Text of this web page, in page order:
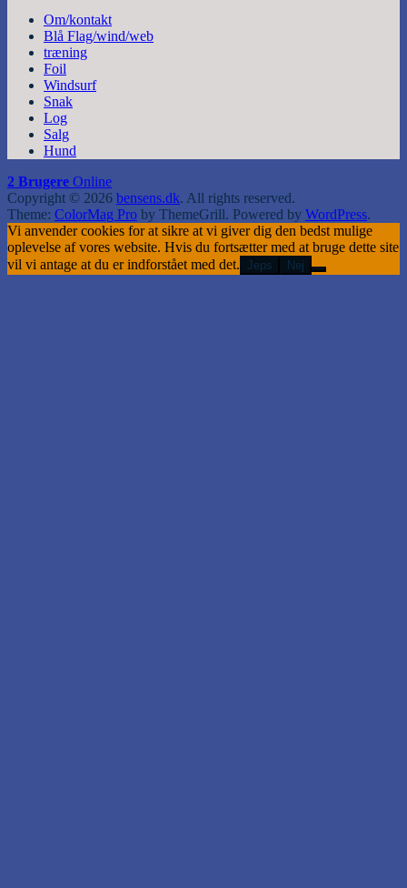
Om/kontakt
Blå Flag/wind/web
træning
Foil
Windsurf
Snak
Log
Salg
Hund
2 Brugere Online
Copyright © 2026 bensens.dk. All rights reserved.
Theme: ColorMag Pro by ThemeGrill. Powered by WordPress.
Vi anvender cookies for at sikre at vi giver dig den bedst mulige
oplevelse af vores website. Hvis du fortsætter med at bruge dette site
vil vi antage at du er indforstået med det. Jeps Nej